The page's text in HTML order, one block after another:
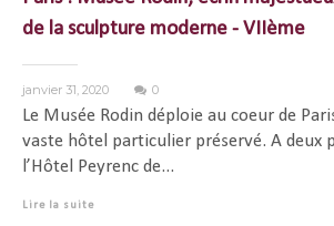
de la sculpture moderne - VIIème
janvier 31, 2020 0
Le Musée Rodin déploie au coeur de
vaste hôtel particulier préservé. A deux
l’Hôtel Peyrenc de...
Lire la suite